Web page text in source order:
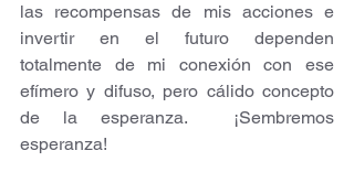
las recompensas de mis acciones e
invertir en el futuro dependen
totalmente de mi conexión con ese
efímero y difuso, pero cálido concepto
de la esperanza.  ¡Sembremos
esperanza!